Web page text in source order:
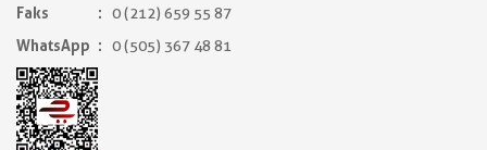
Faks
0 (212) 659 55 87
WhatsApp
0 (505) 367 48 81